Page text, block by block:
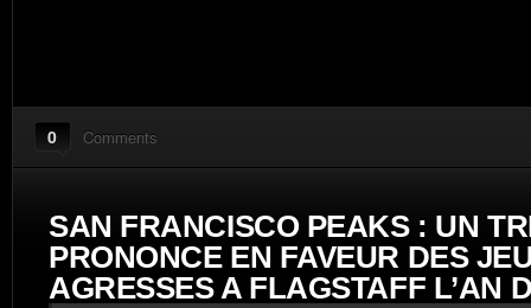
0 Comments
SAN FRANCISCO PEAKS : UN
PRONONCE EN FAVEUR DES
AGRESSES A FLAGSTAFF L’AN